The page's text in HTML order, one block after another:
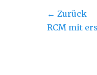
← Zurück
Vorheriger
RCM mit